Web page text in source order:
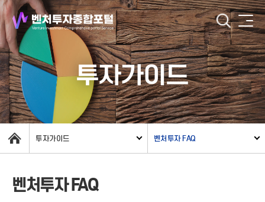
투자가이드
투자가이드 벤처투자 FAQ
벤처투자 FAQ